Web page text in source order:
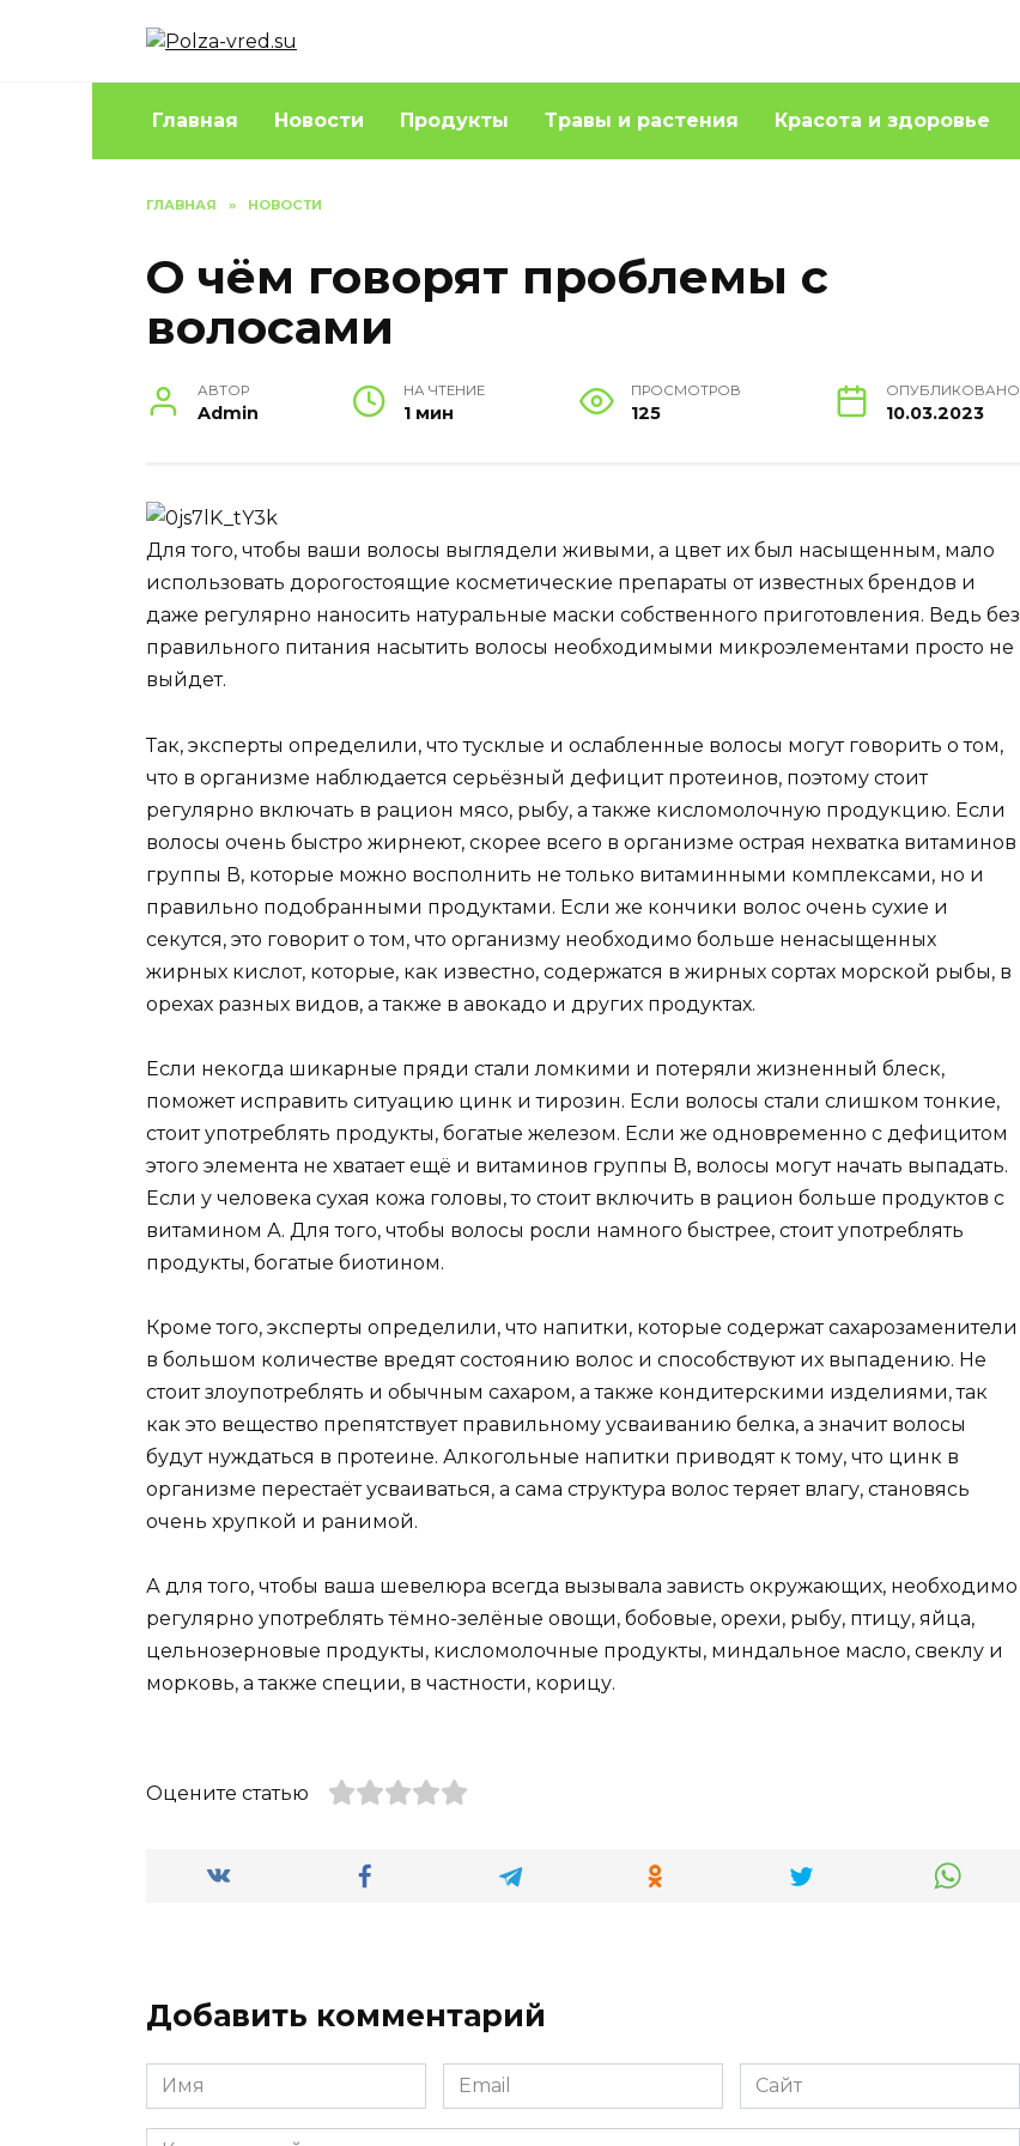
Главная Новости Продукты Травы и растения Красота и здоровье
ГЛАВНАЯ » НОВОСТИ
О чём говорят проблемы с
волосами
АВТОР
Admin
НА ЧТЕНИЕ
1 мин
ПРОСМОТРОВ
125
ОПУБЛИКОВАНО
10.03.2023
Для того, чтобы ваши волосы выглядели живыми, а цвет их был насыщенным, мало
использовать дорогостоящие косметические препараты от известных брендов и
даже регулярно наносить натуральные маски собственного приготовления. Ведь без
правильного питания насытить волосы необходимыми микроэлементами просто не
выйдет.
Так, эксперты определили, что тусклые и ослабленные волосы могут говорить о том,
что в организме наблюдается серьёзный дефицит протеинов, поэтому стоит
регулярно включать в рацион мясо, рыбу, а также кисломолочную продукцию. Если
волосы очень быстро жирнеют, скорее всего в организме острая нехватка витаминов
группы В, которые можно восполнить не только витаминными комплексами, но и
правильно подобранными продуктами. Если же кончики волос очень сухие и
секутся, это говорит о том, что организму необходимо больше ненасыщенных
жирных кислот, которые, как известно, содержатся в жирных сортах морской рыбы, в
орехах разных видов, а также в авокадо и других продуктах.
Если некогда шикарные пряди стали ломкими и потеряли жизненный блеск,
поможет исправить ситуацию цинк и тирозин. Если волосы стали слишком тонкие,
стоит употреблять продукты, богатые железом. Если же одновременно с дефицитом
этого элемента не хватает ещё и витаминов группы В, волосы могут начать выпадать.
Если у человека сухая кожа головы, то стоит включить в рацион больше продуктов с
витамином А. Для того, чтобы волосы росли намного быстрее, стоит употреблять
продукты, богатые биотином.
Кроме того, эксперты определили, что напитки, которые содержат сахарозаменители
в большом количестве вредят состоянию волос и способствуют их выпадению. Не
стоит злоупотреблять и обычным сахаром, а также кондитерскими изделиями, так
как это вещество препятствует правильному усваиванию белка, а значит волосы
будут нуждаться в протеине. Алкогольные напитки приводят к тому, что цинк в
организме перестаёт усваиваться, а сама структура волос теряет влагу, становясь
очень хрупкой и ранимой.
А для того, чтобы ваша шевелюра всегда вызывала зависть окружающих, необходимо
регулярно употреблять тёмно-зелёные овощи, бобовые, орехи, рыбу, птицу, яйца,
цельнозерновые продукты, кисломолочные продукты, миндальное масло, свеклу и
морковь, а также специи, в частности, корицу.
Оцените статью
Добавить комментарий
Имя
*
Email
*
Сайт
Комментарий